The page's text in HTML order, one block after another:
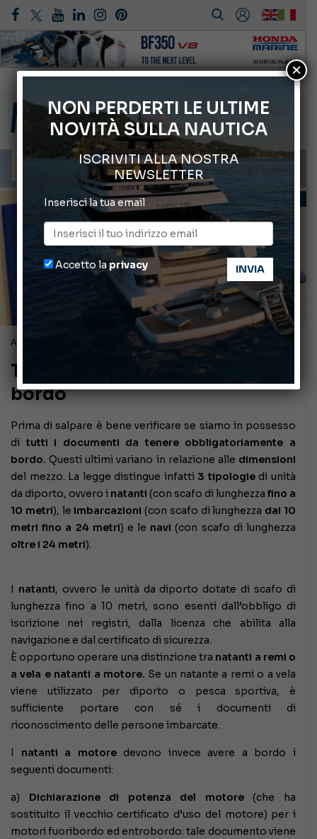
Gommoni Callegari acquisisce Geniuss
Svelati i Mondiali di Wakeboard 2026
Cannes Yachting Festival 2026: tutte le novità attese a settembre
Montecristo Yachting, l’orologio per il diportista
Agosto 4, 2019
LEGGI E REGOLAMENTI
Tutti i documenti da tenere a
bordo
Prima di salpare è bene verificare se siamo in possesso
di tutti i documenti da tenere obbligatoriamente a
bordo. Questi ultimi variano in relazione alle dimensioni
del mezzo. La legge distingue infatti 3 tipologiedi unità
da diporto, ovvero i natanti (con scafo di lunghezza fino a
10 metri), leimbarcazioni (con scafo di lunghezza dai 10
metri fino a 24 metri) e le navi (con scafo di lunghezza
oltre i 24 metri).
I natanti, ovvero le unità da diporto dotate di scafo di
lunghezza fino a 10 metri, sono esenti dall’obbligo di
iscrizione nei registri, dalla licenza che abilita alla
navigazione e dal certificato di sicurezza.
È opportuno operare una distinzione tra natanti a remi o
a vela e natanti a motore. Se un natante a remi o a vela
viene utilizzato per diporto o pesca sportiva, è
sufficiente portare con sé i documenti di
riconoscimento delle persone imbarcate.
I natanti a motoredevono invece avere a bordo i
seguenti documenti:
a) Dichiarazione di potenza del motore(che ha
sostituito il vecchio certificato d’uso del motore) per i
motori fuoribordo ed entrobordo: tale documento viene
NON PERDERTI LE ULTIME
NOVITÀ SULLA NAUTICA
ISCRIVITI ALLA NOSTRA
NEWSLETTER
Inserisci la tua email
Accetto la privacy
×